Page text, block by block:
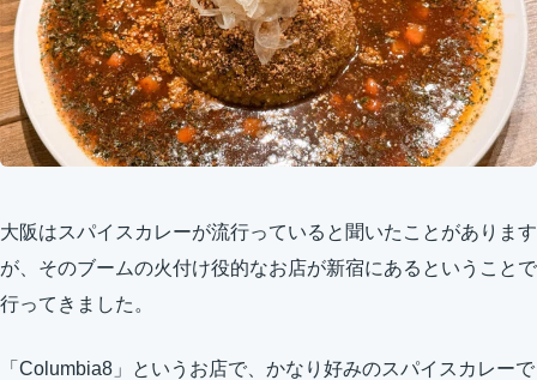
大阪はスパイスカレーが流行っていると聞いたことがあります
が、そのブームの火付け役的なお店が新宿にあるということで
行ってきました。
「Columbia8」というお店で、かなり好みのスパイスカレーで